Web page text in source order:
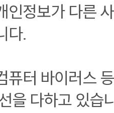
인정보가 다른
다.
퓨터 바이러스
을 다하고 있습